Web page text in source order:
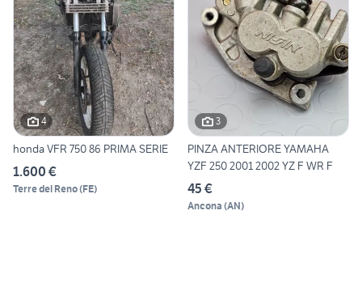
4
honda VFR 750 86 PRIMA SERIE
1.600 €
Terre del Reno(FE)
3
PINZA ANTERIORE YAMAHA
YZF 250 2001 2002 YZ F WR F
45 €
Ancona (AN)